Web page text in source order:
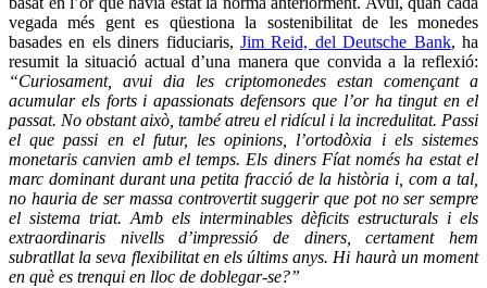
vegada més gent es qüestiona la sostenibilitat de les monedes
basades en els diners fiduciaris, Jim Reid, del Deutsche Bank, ha
resumit la situació actual d’una manera que convida a la reflexió:
“Curiosament, avui dia les criptomonedes estan començant a
acumular els forts i apassionats defensors que l’or ha tingut en el
passat. No obstant això, també atreu el ridícul i la incredulitat. Passi
el que passi en el futur, les opinions, l’ortodòxia i els sistemes
monetaris canvien amb el temps. Els diners Fíat només ha estat el
marc dominant durant una petita fracció de la història i, com a tal,
no hauria de ser massa controvertit suggerir que pot no ser sempre
el sistema triat. Amb els interminables dèficits estructurals i els
extraordinaris nivells d’impressió de diners, certament hem
subratllat la seva flexibilitat en els últims anys. Hi haurà un moment
en què es trenqui en lloc de doblegar-se?”